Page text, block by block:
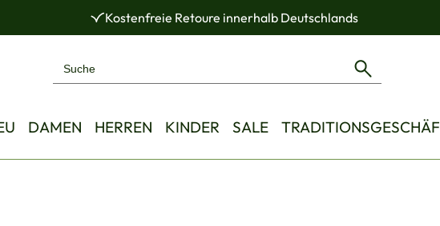
Kostenfreie Retoure innerhalb Deutschlands
DAMEN HERREN KINDER SALE